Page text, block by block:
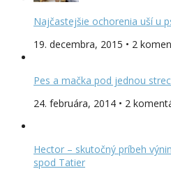
Najčastejšie ochorenia uší u
19. decembra, 2015 • 2
Pes a mačka pod jednou
24. februára, 2014 • 2
Hector – skutočný príbeh
spod Tatier